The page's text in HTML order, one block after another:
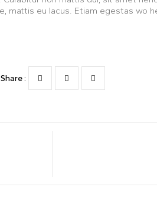
mattis eu lacus. Etiam egestas wo
Share :